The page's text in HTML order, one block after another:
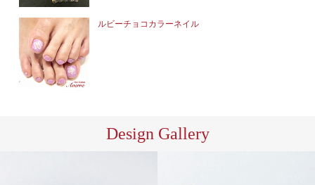
ルビーチョコカラーネイル
Design Gallery